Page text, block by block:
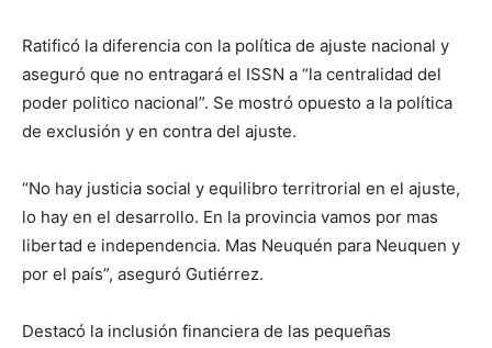
Ratificó la diferencia con la política de ajuste nacional y
aseguró que no entragará el ISSN a “la centralidad del
poder politico nacional”. Se mostró opuesto a la política
de exclusión y en contra del ajuste.
“No hay justicia social y equilibro territrorial en el ajuste,
lo hay en el desarrollo. En la provincia vamos por mas
libertad e independencia. Mas Neuquén para Neuquen y
por el país”, aseguró Gutiérrez.
Destacó la inclusión financiera de las pequeñas